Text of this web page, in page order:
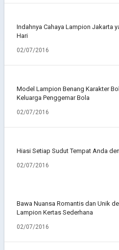
Indahnya Cahaya Lampion Jakarta
Hari
02/07/2016
Model Lampion Benang Karakter
Keluarga Penggemar Bola
02/07/2016
Hiasi Setiap Sudut Tempat Anda
02/07/2016
Bawa Nuansa Romantis dan Unik
Lampion Kertas Sederhana
02/07/2016